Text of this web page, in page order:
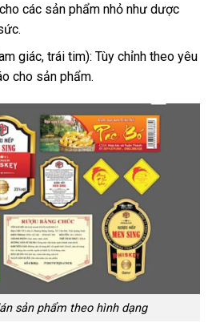
các sản phẩm nhỏ như dược
giác, trái tim): Tùy chỉnh theo yêu
cho sản phẩm.
sản phẩm theo hình dạng